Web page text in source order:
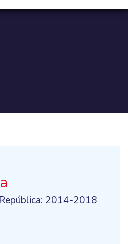
2014-2018